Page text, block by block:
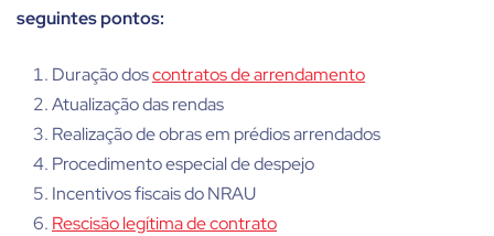
seguintes pontos:
Duração doscontratos de arrendamento
Atualização das rendas
Realização de obras em prédios arrendados
Procedimento especial de despejo
Incentivos fiscais do NRAU
Rescisão legítima de contrato